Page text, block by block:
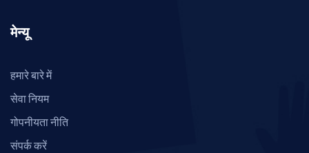
मेन्यू
हमारे बारे में
सेवा नियम
गोपनीयता नीति
संपर्क करें